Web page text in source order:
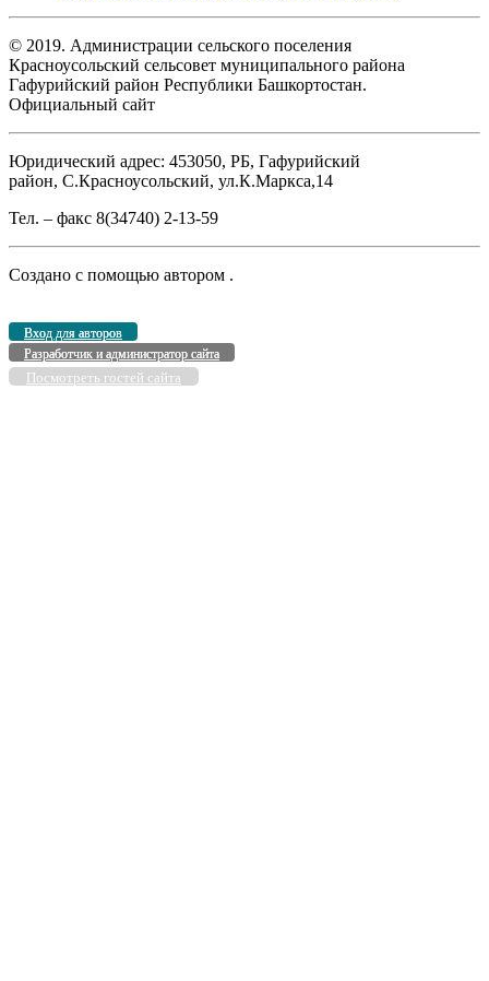
© 2019. Администрации сельского поселения
Красноусольский сельсовет муниципального района
Гафурийский район Республики Башкортостан.
Официальный сайт
Юридический адрес: 453050, РБ, Гафурийский
район, С.Красноусольский, ул.К.Маркса,14
Тел. – факс 8(34740) 2-13-59
Создано с помощью автором .
Вход для авторов
Разработчик и администратор сайта
Посмотреть гостей сайта